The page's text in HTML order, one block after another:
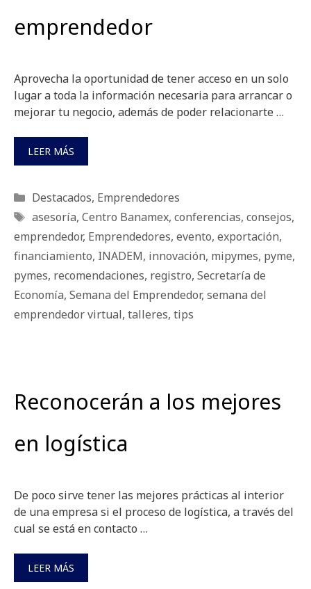
emprendedor
Aprovecha la oportunidad de tener acceso en un solo
lugar a toda la información necesaria para arrancar o
mejorar tu negocio, además de poder relacionarte …
LEER MÁS
Categorías
Destacados, Emprendedores
Etiquetas
asesoría, Centro Banamex, conferencias, consejos,
emprendedor, Emprendedores, evento, exportación,
financiamiento, INADEM, innovación, mipymes, pyme,
pymes, recomendaciones, registro, Secretaría de
Economía, Semana del Emprendedor, semana del
emprendedor virtual, talleres, tips
Reconocerán a los mejores
en logística
De poco sirve tener las mejores prácticas al interior
de una empresa si el proceso de logística, a través del
cual se está en contacto …
LEER MÁS